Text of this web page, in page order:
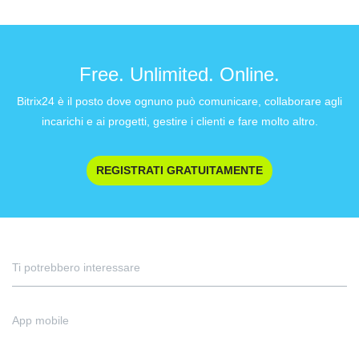
Free. Unlimited. Online.
Bitrix24 è il posto dove ognuno può comunicare, collaborare agli
incarichi e ai progetti, gestire i clienti e fare molto altro.
REGISTRATI GRATUITAMENTE
Ti potrebbero interessare
App mobile